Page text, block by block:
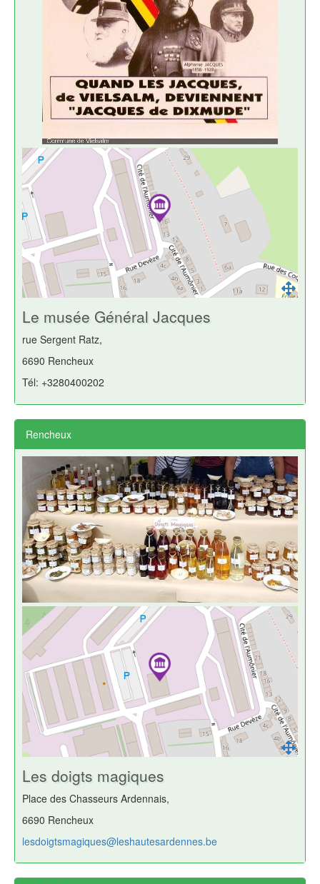
Le musée Général Jacques
rue Sergent Ratz,
6690 Rencheux
Tél: +3280400202
Rencheux
Les doigts magiques
Place des Chasseurs Ardennais,
6690 Rencheux
lesdoigtsmagiques@leshautesardennes.be